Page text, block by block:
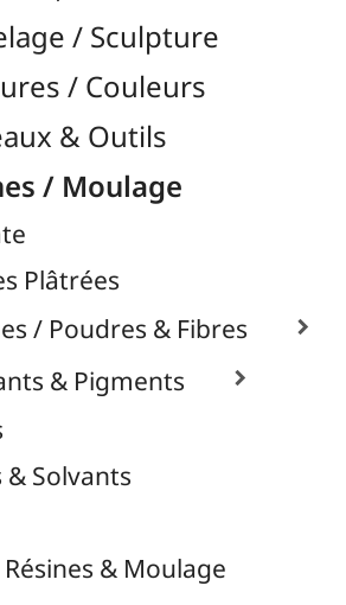
& Moulage


& Personnages
& Petits Pendentifs
Saisonnier
Géométriques &
& Dessous de Verre
& Pots
/ Bois